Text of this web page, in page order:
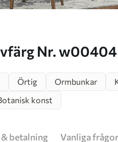
olivfärg Nr. w00404
Örtig Ormbunkar
konst
& betalning Vanliga frågor